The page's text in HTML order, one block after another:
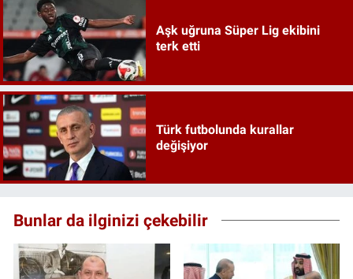
Aşk uğruna Süper Lig ekibini
terk etti
Türk futbolunda kurallar
değişiyor
Bunlar da ilginizi çekebilir